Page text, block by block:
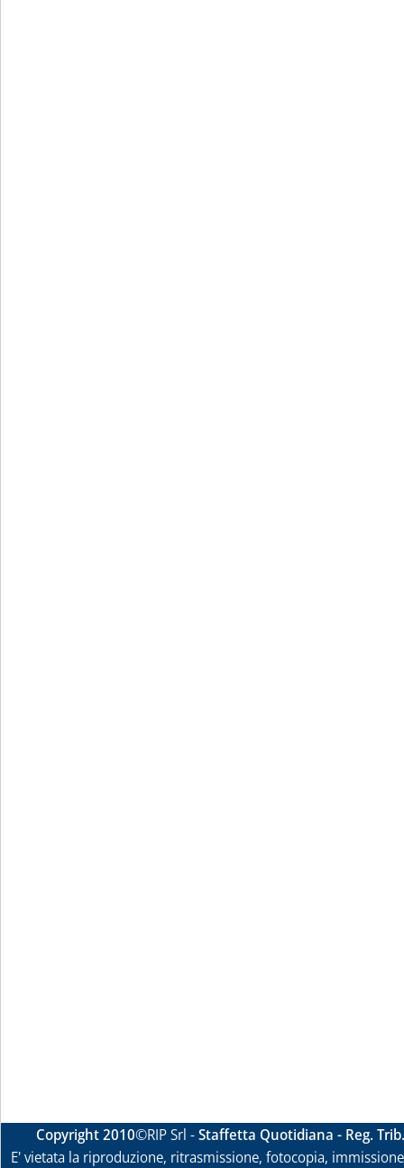
Copyright 2010©RIP Srl -Staffetta Quotidiana - Reg.
E' vietata la riproduzione, ritrasmissione, fotocopia,